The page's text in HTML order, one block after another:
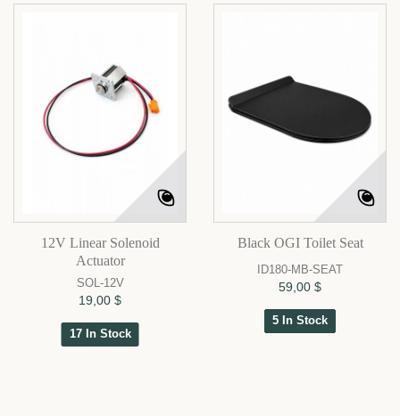
12V Linear Solenoid
Actuator
SOL-12V
19,00 $
17 In Stock
Black OGI Toilet Seat
ID180-MB-SEAT
59,00 $
5 In Stock